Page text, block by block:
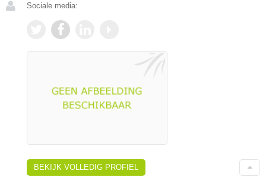
Sociale media:
BEKIJK VOLLEDIG PROFIEL